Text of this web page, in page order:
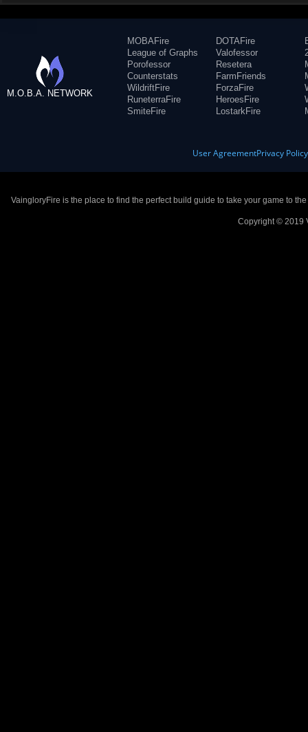
M.O.B.A. NETWORK
MOBAFire
League of Graphs
Porofessor
Counterstats
WildriftFire
RuneterraFire
SmiteFire
DOTAFire
Valofessor
Resetera
FarmFriends
ForzaFire
HeroesFire
LostarkFire
User AgreementPrivacy Policy
VaingloryFire is the place to find the perfect build guide to take your game to
Copyright © 2019